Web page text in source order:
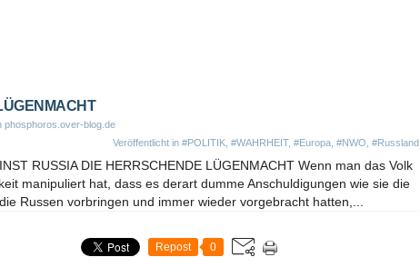
phosphoros.over-blog.de
Veröffentlicht in #POLITIK #WAHRHEIT, #Europa #NWO #Russland
RUSSIA DIE HERRSCHENDE LÜGENMACHT Wenn man das Volk
manipuliert hat, dass es derart dumme Anschuldigungen wie sie die
Russen vorbringen und immer wieder vorgebracht hatten,...
Repost 0